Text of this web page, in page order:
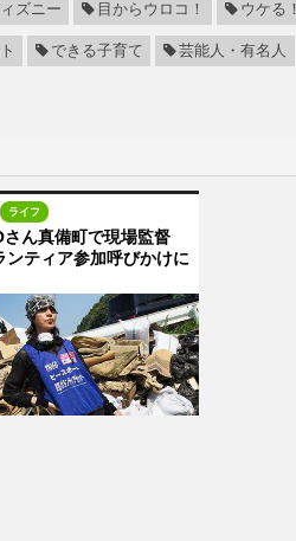
ズニー 目からウロコ！ ウケる！
できる子育て 芸能人・有名人
ライフ
さん真備町で現場監督
ンティア参加呼びかけに